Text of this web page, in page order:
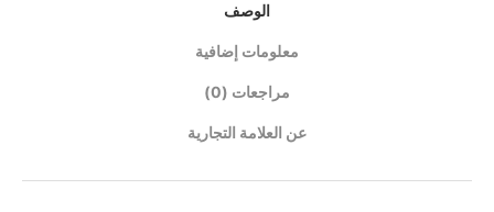
الوصف
معلومات إضافية
مراجعات (0)
عن العلامة التجارية